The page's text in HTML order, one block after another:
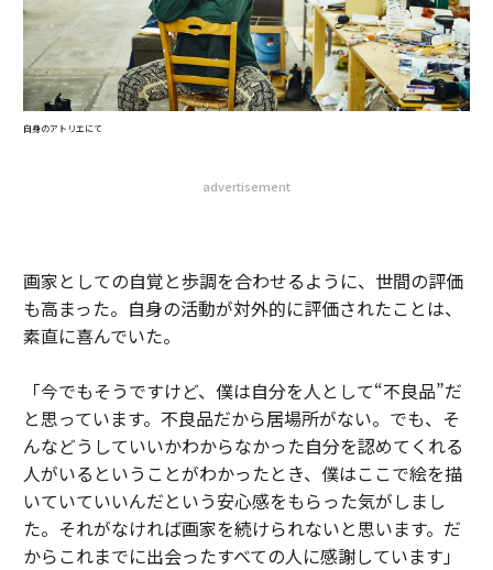
自身のアトリエにて
advertisement
画家としての自覚と歩調を合わせるように、世間の評価
も高まった。自身の活動が対外的に評価されたことは、
素直に喜んでいた。
「今でもそうですけど、僕は自分を人として“不良品”だ
と思っています。不良品だから居場所がない。でも、そ
んなどうしていいかわからなかった自分を認めてくれる
人がいるということがわかったとき、僕はここで絵を描
いていていいんだという安心感をもらった気がしまし
た。それがなければ画家を続けられないと思います。だ
からこれまでに出会ったすべての人に感謝しています」